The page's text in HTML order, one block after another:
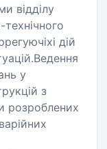
відділу
дій
у
з
розроблених